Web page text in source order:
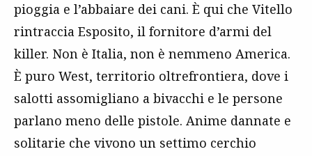
pioggia e l’abbaiare dei cani. È qui che Vitello
rintraccia Esposito, il fornitore d’armi del
killer. Non è Italia, non è nemmeno America.
È puro West, territorio oltrefrontiera, dove i
salotti assomigliano a bivacchi e le persone
parlano meno delle pistole. Anime dannate e
solitarie che vivono un settimo cerchio